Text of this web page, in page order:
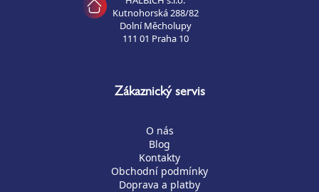
Kutnohorská 288/82
Dolní Měcholupy
111 01 Praha 10
Zákaznický servis
O nás
Blog
Kontakty
Obchodní podmínky
Doprava a platby